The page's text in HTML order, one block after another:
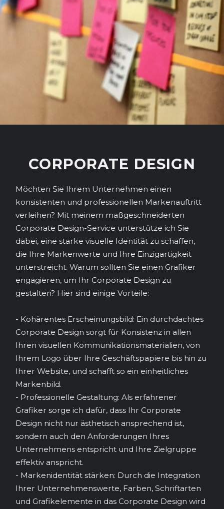
CORPORATE DESIGN
Möchten Sie Ihrem Unternehmen einen
konsistenten und professionellen Markenauftritt
verleihen? Mit meinem maßgeschneiderten
Corporate Design-Service unterstütze ich Sie
dabei, eine starke visuelle Identität zu schaffen,
die Ihre Markenwerte und Ihre Einzigartigkeit
unterstreicht. Warum sollten Sie einen Grafiker
engagieren, um Ihr Corporate Design zu
gestalten? Hier sind einige Vorteile:
- Kohärentes Erscheinungsbild: Ein durchdachtes
Corporate Design sorgt für Konsistenz in allen
Ihren visuellen Kommunikationsmaterialien, von
Ihrem Logo über Ihre Geschäftspapiere bis hin zu
Ihrer Website, und schafft so ein einheitliches
Markenbild.
- Professionelle Gestaltung: Als erfahrener
Grafiker sorge ich dafür, dass Ihr Corporate
Design nicht nur ästhetisch ansprechend ist,
sondern auch den Anforderungen Ihres
Unternehmens entspricht und Ihre Zielgruppe
effektiv anspricht.
- Markenidentität stärken: Durch die Integration
Ihrer Unternehmenswerte, Farben, Schriftarten
und Grafikelemente in das Corporate Design wird